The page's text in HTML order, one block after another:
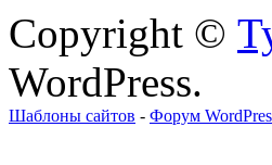
Copyright ©
WordPress.
Шаблоны сайтов - Форум